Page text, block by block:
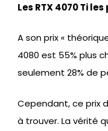
Les RTX 4070 Ti
A son prix «
4080 est 55% plus
seulement 28% de
Cependant, ce prix
à trouver. La vérité